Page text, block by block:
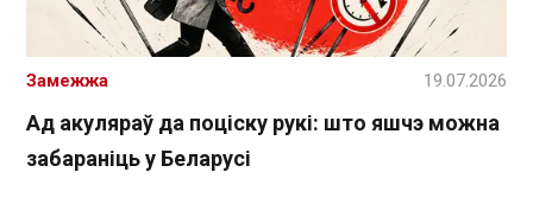
Ад акуляраў да поціску рукі: што яшчэ можна
забараніць у Беларусі
Замежжа 19.07.2026